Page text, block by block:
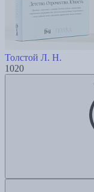
Толстой Л. Н.
1020